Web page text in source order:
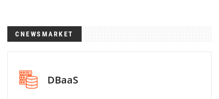
CNEWSMARKET
DBaaS